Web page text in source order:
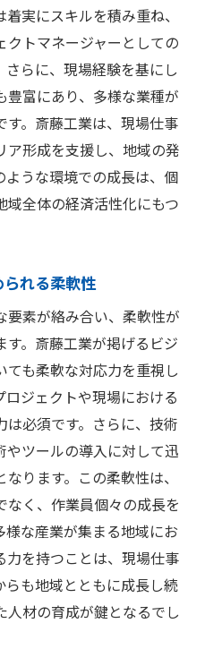
実にスキルを積み重ね、
トマネージャーとしての
らに、現場経験を基にし
豊富にあり、多様な業種が
。斎藤工業は、現場仕事
ア形成を支援し、地域の発
うな環境での成長は、個
全体の経済活性化にもつ
れる柔軟性
要素が絡み合い、柔軟性が
。斎藤工業が掲げるビジ
ても柔軟な対応力を重視し
ジェクトや現場における
必須です。さらに、技術
ツールの導入に対して迅
ります。この柔軟性は、
く、作業員個々の成長を
な産業が集まる地域にお
力を持つことは、現場仕事
も地域とともに成長し続
人材の育成が鍵となるでし